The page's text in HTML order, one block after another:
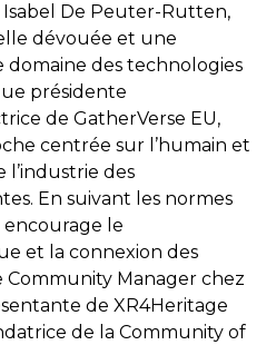
De Peuter-Rutten,
dévouée et une
des technologies
présidente
de GatherVerse EU,
centrée sur l’humain et
l’industrie des
En suivant les normes
encourage le
et la connexion des
Community Manager chez
de XR4Heritage
de la Community of